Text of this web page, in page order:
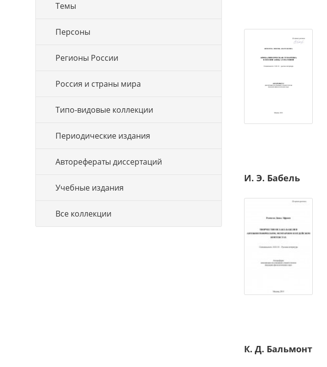
Темы
Персоны
Регионы России
Россия и страны мира
Типо-видовые коллекции
Периодические издания
Авторефераты диссертаций
Учебные издания
Все коллекции
И. Э. Бабель
К. Д. Бальмонт